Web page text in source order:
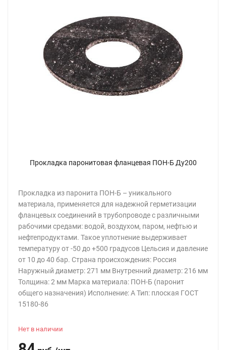
Прокладка паронитовая фланцевая ПОН-Б Ду200
Прокладка из паронита ПОН-Б – уникального
материала, применяется для надежной герметизации
фланцевых соединений в трубопроводе с различными
рабочими средами: водой, воздухом, паром, нефтью и
нефтепродуктами. Такое уплотнение выдерживает
температуру от -50 до +500 градусов Цельсия и давление
от 10 до 40 бар. Страна происхождения: Россия
Наружный диаметр: 271 мм Внутренний диаметр: 216 мм
Толщина: 2 мм Марка материала: ПОН-Б (паронит
общего назначения) Исполнение: А Тип: плоская ГОСТ
15180-86
Нет в наличии